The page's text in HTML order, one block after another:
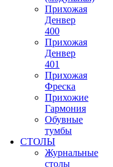
Прихожая
Денвер
400
Прихожая
Денвер
401
Прихожая
Фреска
Прихожие
Гармония
Обувные
тумбы
СТОЛЫ
Журнальные
столы